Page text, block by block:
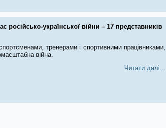
російсько-української війни – 17 представників
тренерами і спортивними працівниками,
війна.
Читати далі...